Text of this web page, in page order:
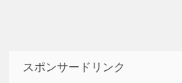
スポンサードリンク